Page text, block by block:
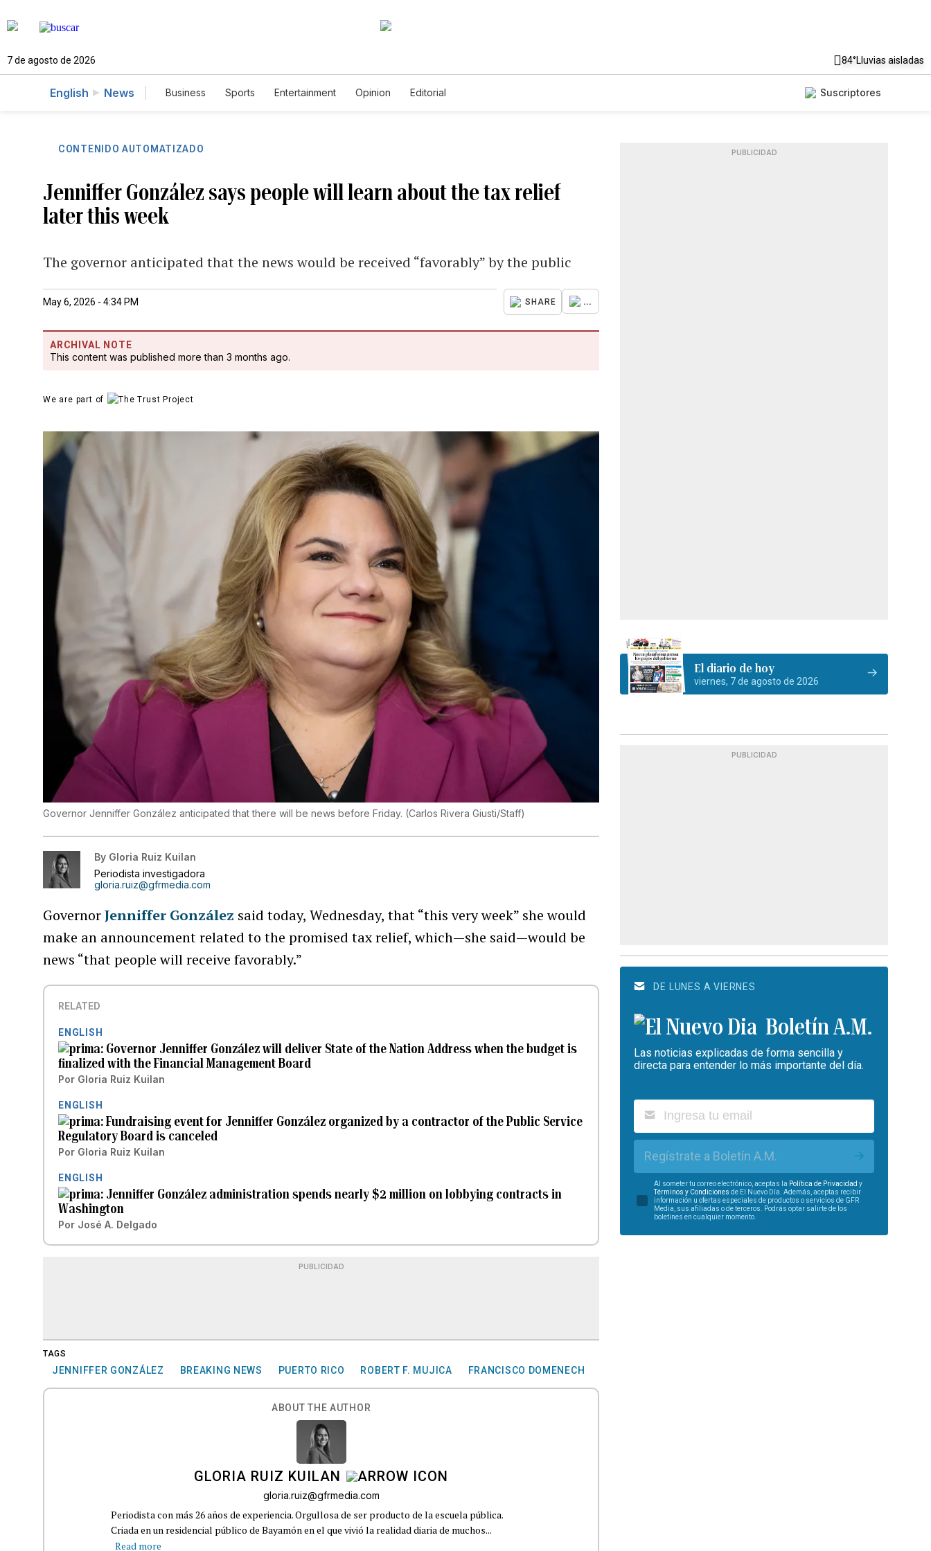
7 de agosto de 2026 84°Lluvias aisladas
English News Business Sports Entertainment Opinion Editorial Suscriptores
CONTENIDO AUTOMATIZADO
Jenniffer González says people will learn about the tax relief
later this week
The governor anticipated that the news would be received “favorably” by the public
May 6, 2026 - 4:34 PM SHARE ...
ARCHIVAL NOTE
This content was published more than 3 months ago.
We are part of
Governor Jenniffer González anticipated that there will be news before Friday. (Carlos Rivera Giusti/Staff)
By Gloria Ruiz Kuilan
Periodista investigadora
gloria.ruiz@gfrmedia.com
GovernorJenniffer González said today, Wednesday, that “this very week” she would
make an announcement related to the promised tax relief, which—she said—would be
news “that people will receive favorably.”
RELATED
ENGLISH
Governor Jenniffer González will deliver State of the Nation Address when the budget is
finalized with the Financial Management Board
Por Gloria Ruiz Kuilan
ENGLISH
Fundraising event for Jenniffer González organized by a contractor of the Public Service
Regulatory Board is canceled
Por Gloria Ruiz Kuilan
ENGLISH
Jenniffer González administration spends nearly $2 million on lobbying contracts in
Washington
Por José A. Delgado
PUBLICIDAD
TAGS
JENNIFFER GONZÁLEZ BREAKING NEWS PUERTO RICO ROBERT F. MUJICA FRANCISCO DOMENECH
ABOUT THE AUTHOR
GLORIA RUIZ KUILAN
gloria.ruiz@gfrmedia.com
Periodista con más 26 años de experiencia. Orgullosa de ser producto de la escuela pública.
Criada en un residencial público de Bayamón en el que vivió la realidad diaria de muchos...
Read more
PUBLICIDAD
El diario de hoy
viernes, 7 de agosto de 2026
PUBLICIDAD
DE LUNES A VIERNES
Boletín A.M.
Las noticias explicadas de forma sencilla y
directa para entender lo más importante del día.
Regístrate a Boletín A.M.
Al someter tu correo electrónico, aceptas la Política de Privacidad y
Términos y Condiciones de El Nuevo Día. Además, aceptas recibir
información u ofertas especiales de productos o servicios de GFR
Media, sus afiliadas o de terceros. Podrás optar salirte de los
boletines en cualquier momento.